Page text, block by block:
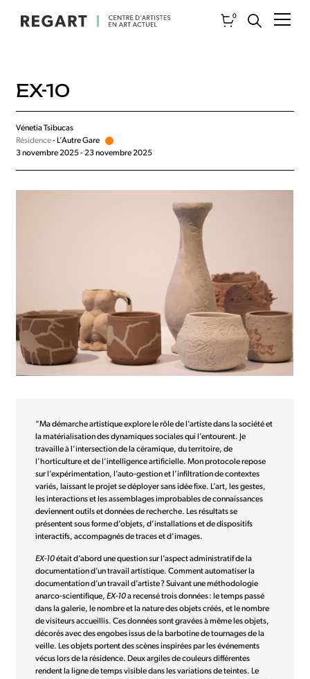
0
EX-10
Vénetia Tsibucas
Résidence- L’Autre Gare
3 novembre 2025 - 23 novembre 2025
“Ma démarche artistique explore le rôle de l’artiste dans la société et
la matérialisation des dynamiques sociales qui l’entourent. Je
travaille à l’intersection de la céramique, du territoire, de
l’horticulture et de l’intelligence artificielle. Mon protocole repose
sur l’expérimentation, l’auto-gestion et l’infiltration de contextes
variés, laissant le projet se déployer sans idée fixe. L’art, les gestes,
les interactions et les assemblages improbables de connaissances
deviennent outils et données de recherche. Les résultats se
présentent sous forme d’objets, d’installations et de dispositifs
interactifs, accompagnés de traces et d’images.
EX-10était d’abord une question sur l’aspect administratif de la
documentation d’un travail artistique. Comment automatiser la
documentation d’un travail d’artiste ? Suivant une méthodologie
anarco-scientifique,EX-10a recensé trois données : le temps passé
dans la galerie, le nombre et la nature des objets créés, et le nombre
de visiteurs accueillis. Ces données sont gravées à même les objets,
décorés avec des engobes issus de la barbotine de tournages de la
veille. Les objets portent des scènes inspirées par les événements
vécus lors de la résidence. Deux argiles de couleurs différentes
rendent la ligne de temps visible dans les variations de teintes. Le